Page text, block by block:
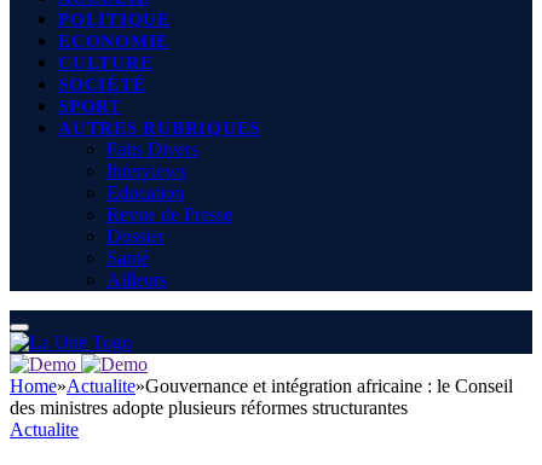
POLITIQUE
ECONOMIE
CULTURE
SOCIÉTÉ
SPORT
AUTRES RUBRIQUES
Faits Divers
Interviews
Education
Revue de Presse
Dossier
Santé
Ailleurs
Home»Actualite»Gouvernance et intégration africaine : le Conseil
des ministres adopte plusieurs réformes structurantes
Actualite